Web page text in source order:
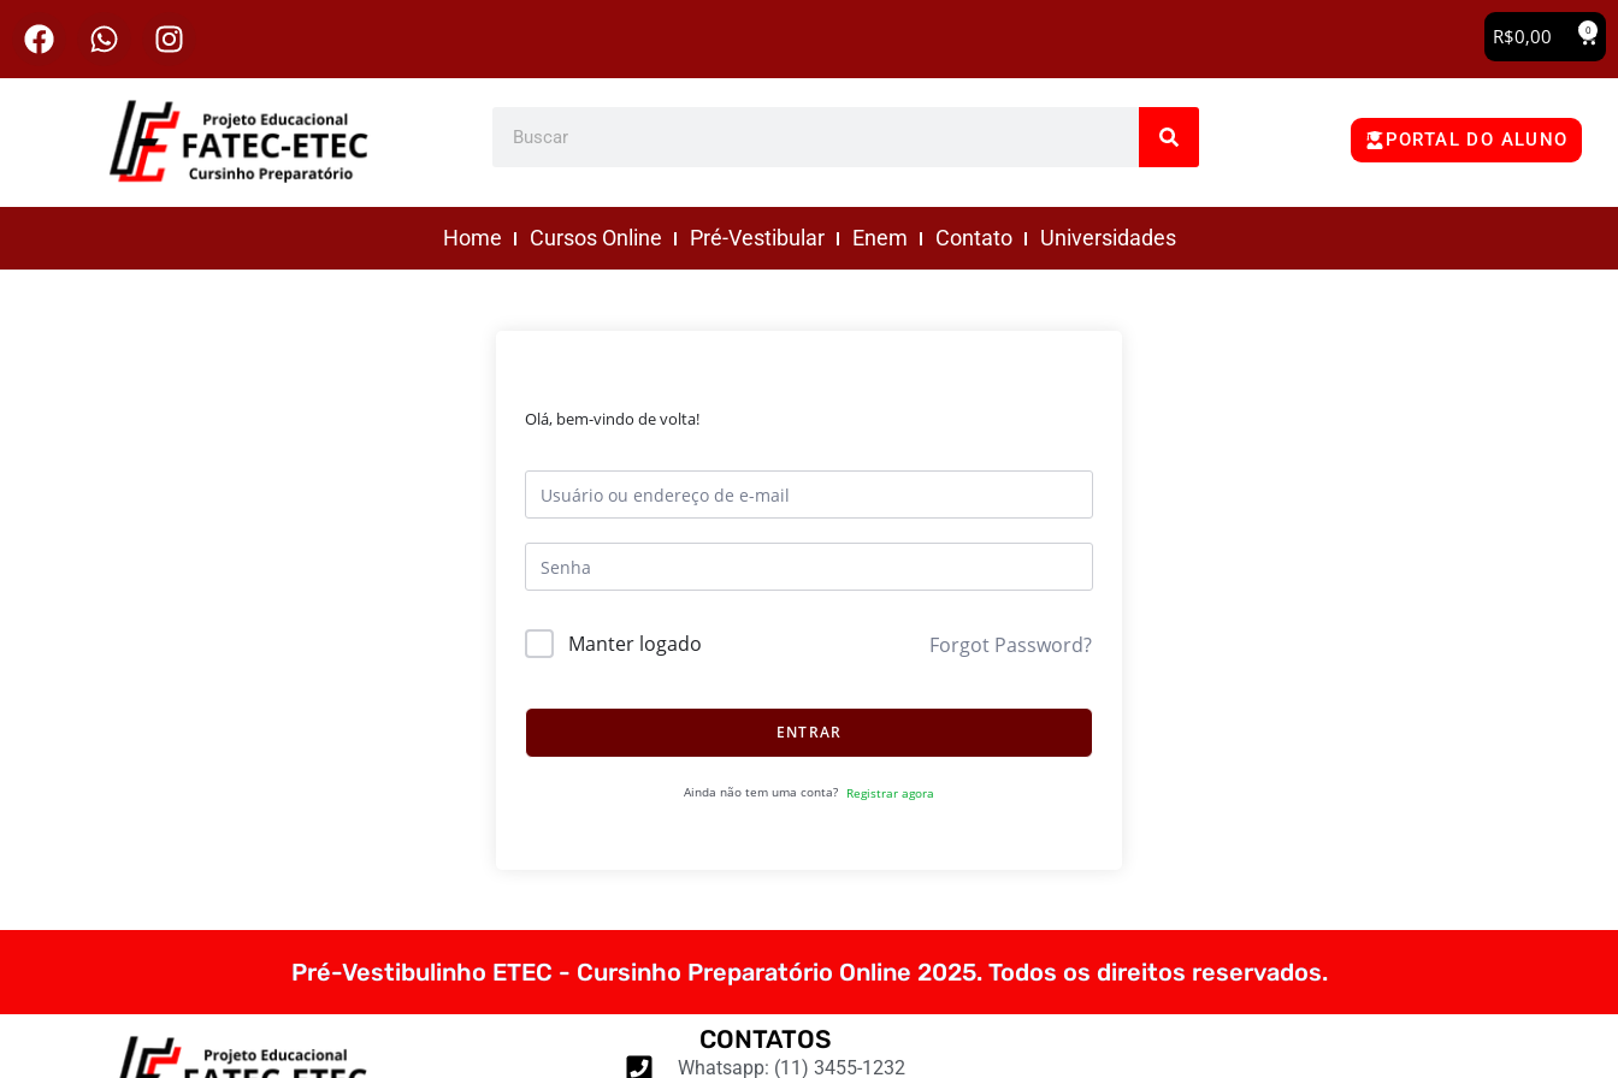
R$0,00 0
PORTAL DO ALUNO
Home Cursos Online Pré-Vestibular Enem Contato Universidades
Olá, bem-vindo de volta!
Manter logado Forgot Password?
ENTRAR
Ainda não tem uma conta? Registrar agora
Pré-Vestibulinho ETEC - Cursinho Preparatório Online 2025. Todos os direitos reservados.
CONTATOS
Whatsapp: (11) 3455-1232